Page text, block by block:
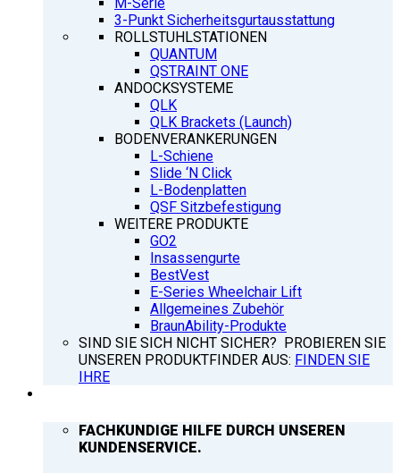
M-Serie
3-Punkt Sicherheitsgurtausstattung
ROLLSTUHLSTATIONEN
QUANTUM
QSTRAINT ONE
ANDOCKSYSTEME
QLK
QLK Brackets (Launch)
BODENVERANKERUNGEN
L-Schiene
Slide ‘N Click
L-Bodenplatten
QSF Sitzbefestigung
WEITERE PRODUKTE
GO2
Insassengurte
BestVest
E-Series Wheelchair Lift
Allgemeines Zubehör
BraunAbility-Produkte
SIND SIE SICH NICHT SICHER? PROBIEREN SIE
UNSEREN PRODUKTFINDER AUS: FINDEN SIE
IHRE
FACHKUNDIGE HILFE DURCH UNSEREN
KUNDENSERVICE.